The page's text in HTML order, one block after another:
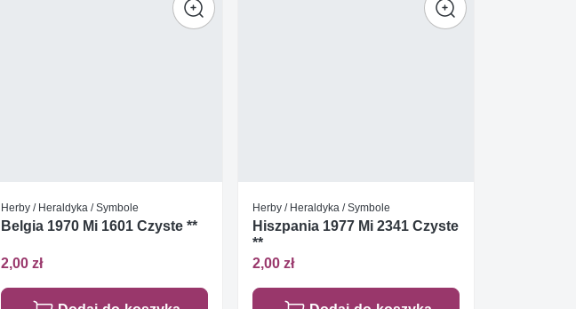
Herby / Heraldyka / Symbole
Belgia 1970 Mi 1601 Czyste **
2,00 zł
Herby / Heraldyka / Symbole
Hiszpania 1977 Mi 2341 Czyste
**
2,00 zł